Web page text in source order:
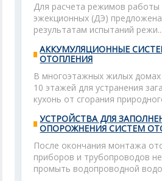
Для расчета режимов работы
эжекционных (ДЭ)
результатам испытаний режи...
АККУМУЛЯЦИОННЫЕ
ОТОПЛЕНИЯ
В многоэтажных жилых
10 этажей для устранения
кухонь от сгорания
УСТРОЙСТВА ДЛЯ
ОПОРОЖНЕНИЯ СИСТЕМ
После окончания монтажа
приборов и трубопроводов
промыть водопроводной